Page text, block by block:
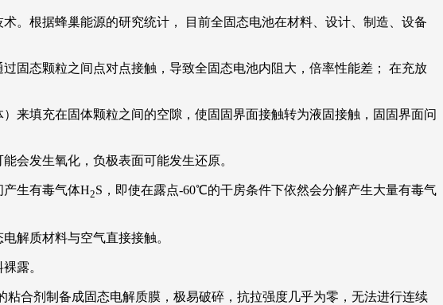
。根据蜂巢能源的研究统计， 目前全固态电池在材料、设计、制造、设备
固态颗粒之间点对点接触，导致全固态电池内阻大，倍率性能差； 在充放
来填充在固体颗粒之间的空隙，使固固界面接触转为液固接触，固固界面问
会发生氧化，负极表面可能发生还原。
生有毒气体H2S，即使在露点-60℃的干房条件下依然会分解产生大量有毒气
解质材料与空气直接接触。
露。
粘合剂制备成固态电解质膜，极易破碎，抗拉强度几乎为零，无法进行连续